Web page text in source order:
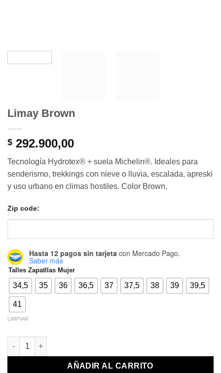
Limay Brown
$ 292.900,00
Tecnología Hydrotex® + suela Michelin®. Ideales para
senderismo, trekkings con nieve o lluvia, escalada, apreski
y uso urbano en climas hostiles. Color Brown.
Zip code:
Hasta 12 pagos sin tarjeta con Mercado Pago.
Saber más
Talles Zapatllas Mujer
34,5 35 36 36,5 37 37,5 38 39 39,5
41
LIMPIAR
Limay Brown cantidad
AÑADIR AL CARRITO